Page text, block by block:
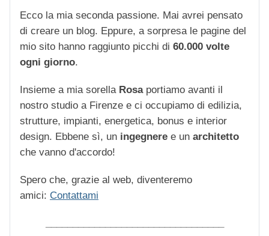
Ecco la mia seconda passione. Mai avrei pensato
di creare un blog. Eppure, a sorpresa le pagine del
mio sito hanno raggiunto picchi di 60.000 volte
ogni giorno.
Insieme a mia sorella Rosaportiamo avanti il
nostro studio a Firenze e ci occupiamo di edilizia,
strutture, impianti, energetica, bonus e interior
design. Ebbene sì, un ingegnere e un architetto
che vanno d'accordo!
Spero che, grazie al web, diventeremo
amici: Contattami